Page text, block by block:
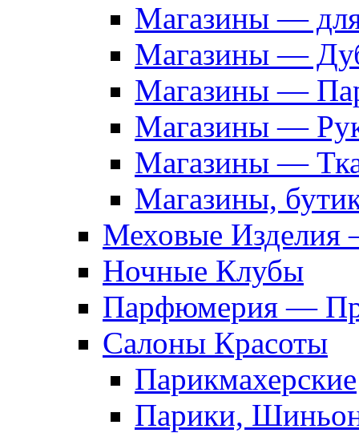
Магазины —
Магазины —
Магазины —
Магазины —
Магазины —
Магазины,
Меховые Изделия
Ночные Клубы
Парфюмерия —
Салоны Красоты
Парикмахерские
Парики,